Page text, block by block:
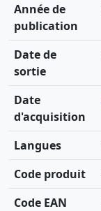
Année de
publication
Date de
sortie
Date
d'acquisition
Langues
Code produit
Code EAN